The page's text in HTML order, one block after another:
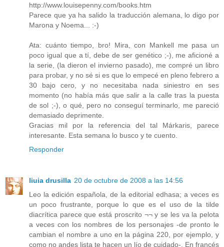
http://www.louisepenny.com/books.htm
Parece que ya ha salido la traducción alemana, lo digo por
Marona y Noema... :-)
Ata: cuánto tiempo, bro! Mira, con Mankell me pasa un
poco igual que a tí, debe de ser genético ;-), me aficioné a
la serie, (la dieron el invierno pasado), me compré un libro
para probar, y no sé si es que lo empecé en pleno febrero a
30 bajo cero, y no necesitaba nada siniestro en ses
momento (no había más que salir a la calle tras la puesta
de sol ;-), o qué, pero no conseguí terminarlo, me pareció
demasiado deprimente.
Gracias mil por la referencia del tal Márkaris, parece
interesante. Esta semana lo busco y te cuento.
Responder
liuia drusilla 20 de octubre de 2008 a las 14:56
Leo la edición española, de la editorial edhasa; a veces es
un poco frustrante, porque lo que es el uso de la tilde
diacrítica parece que está proscrito ¬¬ y se les va la pelota
a veces con los nombres de los personajes -de pronto le
cambian el nombre a uno en la página 220, por ejemplo, y
como no andes lista te hacen un lío de cuidado-. En francés